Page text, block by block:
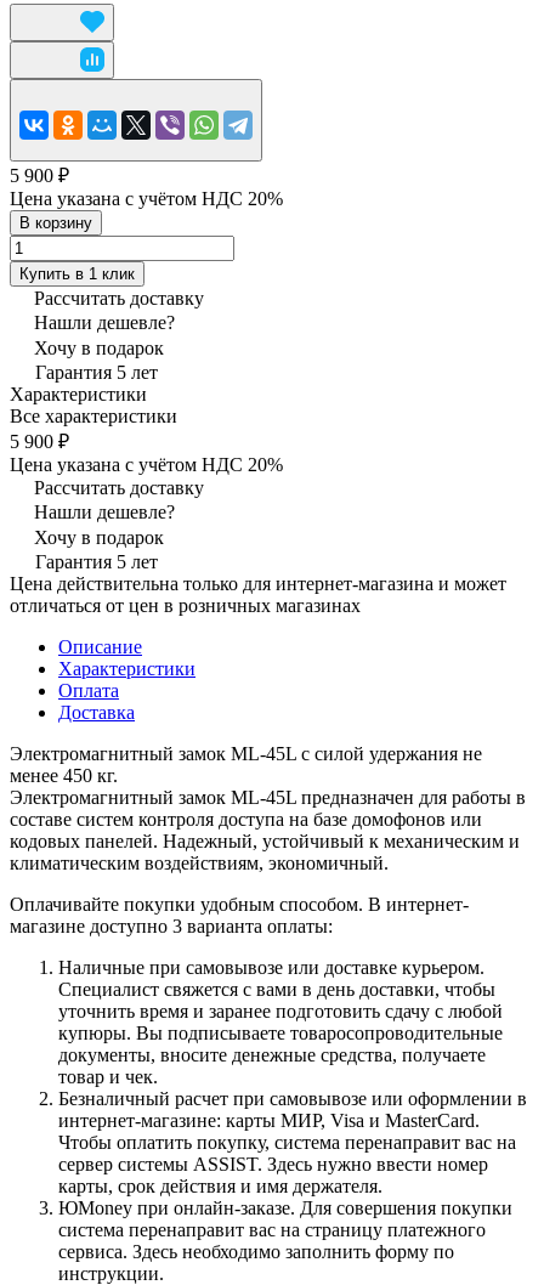
5 900 ₽
Цена указана с учётом НДС 20%
В корзину
Купить в 1 клик
Рассчитать доставку
Нашли дешевле?
Хочу в подарок
Гарантия 5 лет
Характеристики
Все характеристики
5 900 ₽
Цена указана с учётом НДС 20%
Рассчитать доставку
Нашли дешевле?
Хочу в подарок
Гарантия 5 лет
Цена действительна только для интернет-магазина и может
отличаться от цен в розничных магазинах
Описание
Характеристики
Оплата
Доставка
Электромагнитный замок ML-45L с силой удержания не
менее 450 кг.
Электромагнитный замок ML-45L предназначен для работы в
составе систем контроля доступа на базе домофонов или
кодовых панелей. Надежный, устойчивый к механическим и
климатическим воздействиям, экономичный.
Оплачивайте покупки удобным способом. В интернет-
магазине доступно 3 варианта оплаты:
Наличные при самовывозе или доставке курьером.
Специалист свяжется с вами в день доставки, чтобы
уточнить время и заранее подготовить сдачу с любой
купюры. Вы подписываете товаросопроводительные
документы, вносите денежные средства, получаете
товар и чек.
Безналичный расчет при самовывозе или оформлении в
интернет-магазине: карты МИР, Visa и MasterCard.
Чтобы оплатить покупку, система перенаправит вас на
сервер системы ASSIST. Здесь нужно ввести номер
карты, срок действия и имя держателя.
ЮMoney при онлайн-заказе. Для совершения покупки
система перенаправит вас на страницу платежного
сервиса. Здесь необходимо заполнить форму по
инструкции.